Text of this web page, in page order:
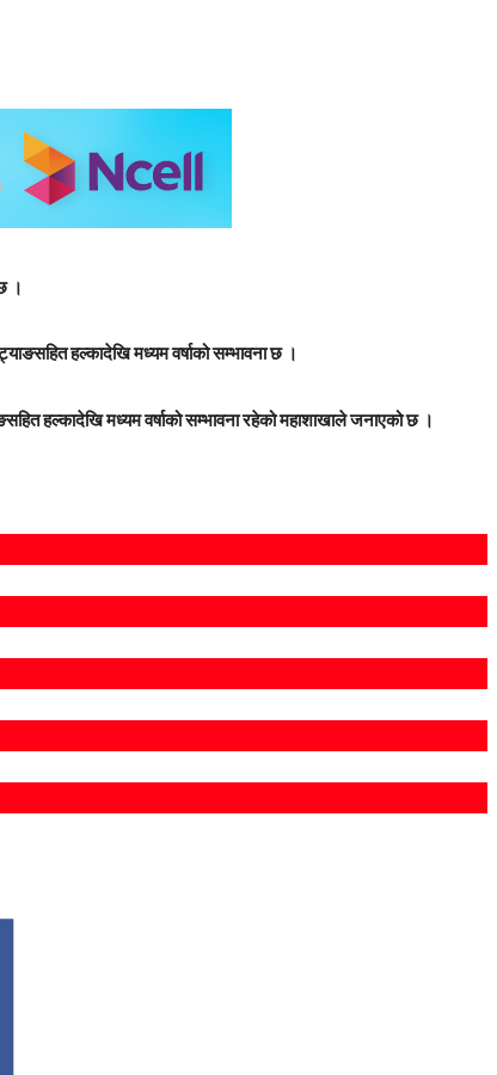
।
हल्कादेखि मध्यम वर्षाको सम्भावना छ ।
हल्कादेखि मध्यम वर्षाको सम्भावना रहेको महाशाखाले जनाएको छ ।